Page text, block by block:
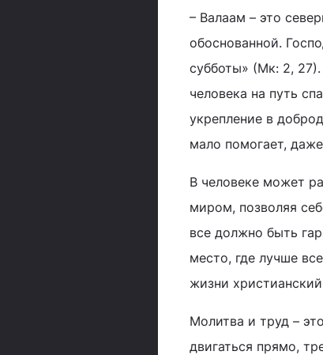
– Валаам – это
обоснованной.
субботы» (Мк: 2, 27).
человека на путь
укрепление в
мало помогает,
В человеке может
миром, позволяя
все должно быть
место, где лучше
жизни
Молитва и труд –
двигаться прямо,